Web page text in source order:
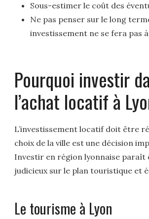
Sous-estimer le coût des
Ne pas penser sur le long
investissement ne se fera pas
Pourquoi investir
l’achat locatif à
L’investissement locatif doit être
choix de la ville est une décision
Investir en région lyonnaise paraît
judicieux sur le plan touristique et
Le tourisme à Lyon